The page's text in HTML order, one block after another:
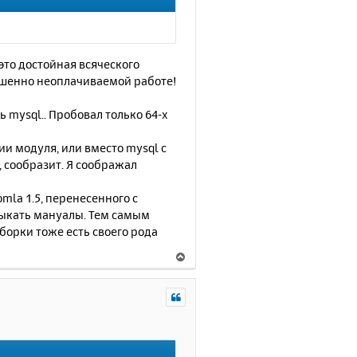
достойная всяческого
неоплачиваемой работе!
Пробовал только 64-х
модуля, или вместо mysql с
Я соображал
1.5, перенесенного с
мануалы. Тем самым
тоже есть своего рода
е